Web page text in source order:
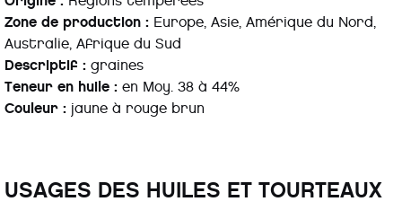
Zone de production : Europe, Asie, Amérique du Nord,
Australie, Afrique du Sud
Descriptif : graines
Teneur en huile : en Moy. 38 à 44%
Couleur : jaune à rouge brun
USAGES DES HUILES ET TOURTEAUX